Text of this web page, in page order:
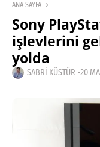
ANA SAYFA
Sony
işlevlerini
yolda
SABRI KÜSTÜR 20